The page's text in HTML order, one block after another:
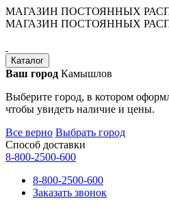
МАГАЗИН ПОСТОЯННЫХ
МАГАЗИН ПОСТОЯННЫХ
Каталог
Ваш город Камышлов
Выберите город, в котором
чтобы увидеть наличие и цены.
Все верно Выбрать город
Способ доставки
8-800-2500-600
8-800-2500-600
Заказать звонок